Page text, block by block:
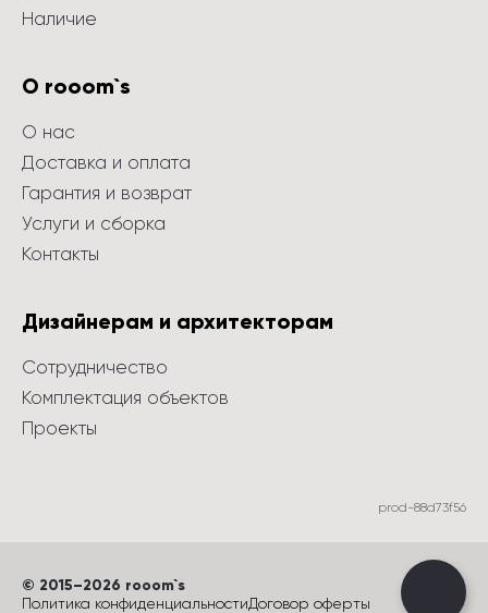
Наличие
О rooom`s
О нас
Доставка и оплата
Гарантия и возврат
Услуги и сборка
Контакты
Дизайнерам и архитекторам
Сотрудничество
Комплектация объектов
Проекты
prod-88d73f56
© 2015–2026 rooom`s
Политика конфиденциальностиДоговор оферты